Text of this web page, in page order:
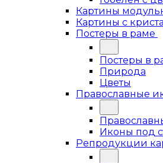
Картины
Картины с
Постеры в раме
Постеры в
Природа
Цветы
Православные
Иконы под
Репродукции